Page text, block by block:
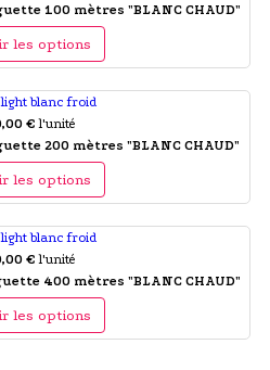
100 mètres "BLANC CHAUD"
les options
€ l'unité
200 mètres "BLANC CHAUD"
les options
€ l'unité
400 mètres "BLANC CHAUD"
les options